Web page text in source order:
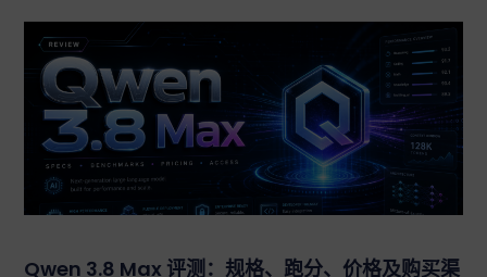
Qwen 3.8 Max 评测：规格、跑分、价格及购买渠